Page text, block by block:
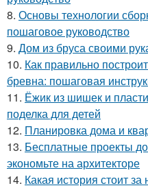
8. Основы технологии
пошаговое руководство
9. Дом из бруса своими
10. Как правильно
бревна: пошаговая
11. Ёжик из шишек и
поделка для детей
12. Планировка дома и
13. Бесплатные проекты
экономьте на архитекторе
14. Какая история стоит